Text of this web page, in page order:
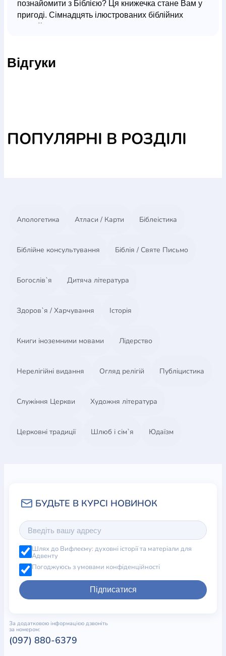
познайомити з Біблією? Ця книжечка стане Вам у
пригоді. Сімнадцять ілюстрованих біблійних
знайомство з Біблією може бути веселим! Цікава
Відгуки
ПОПУЛЯРНІ В РОЗДІЛІ
Апологетика Атласи / Карти Біблеістика
Біблійне консультування Біблія / Святе Письмо
Богослів`я Дитяча література
Здоров`я / Харчування Історія
Книги іноземними мовами Лідерство
Нерелігійні видання Огляд релігій Публіцистика
Служіння Церкви Художня література
Церковні традиції Шлюб і сім`я Юдаїзм
Шлях до Вифлеєму: духовні історії та матеріали для
Адвенту
Погоджуюсь з умовами конфіденційності
Підписатися
За додатковою інформацією дзвоніть
за номером:
(097) 880-6379